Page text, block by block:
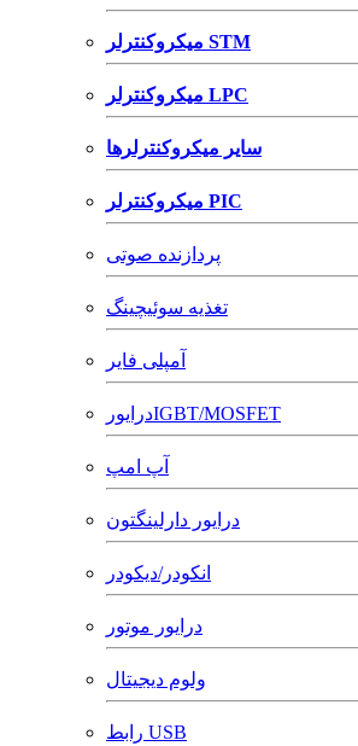
میکروکنترلر STM
میکروکنترلر LPC
سایر میکروکنترلرها
میکروکنترلر PIC
پردازنده صوتی
تغذیه سوئیچینگ
آمپلی فایر
درایورIGBT/MOSFET
آپ امپ
درایور دارلینگتون
انکودر/دیکودر
درایور موتور
ولوم دیجیتال
رابط USB